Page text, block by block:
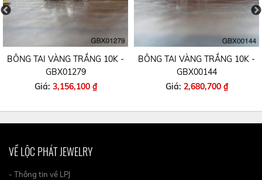
BÔNG TAI VÀNG TRẮNG 10K -
GBX01279
Giá: 3,156,100 ₫
BÔNG TAI VÀNG TRẮNG 10K -
GBX00144
Giá: 2,680,700 ₫
VỀ LỘC PHÁT JEWELRY
- Thông tin về LPJ